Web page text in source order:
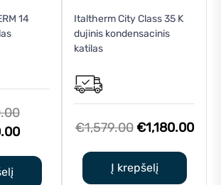
14
Original
price
Current
Italtherm City Class 35 K
dujinis kondensacinis
katilas
€1,579.00 Original
was:
€1,180.00
Į krepšelį